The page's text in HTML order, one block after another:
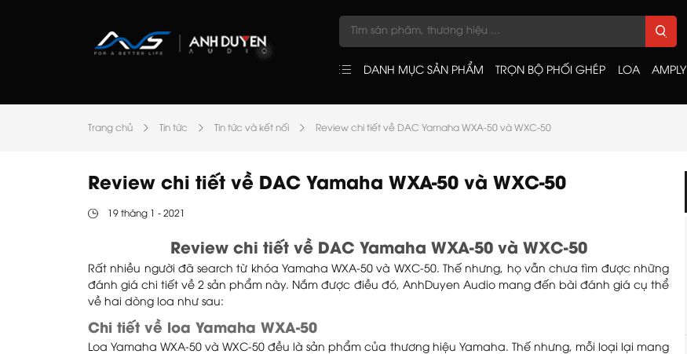
DANH MỤC SẢN PHẨM TRỌN BỘ PHỐI GHÉP LOA AMPLY
Trang chủ Tin tức Tin tức và kết nối Review chi tiết về DAC Yamaha WXA-50 và WXC-50
Review chi tiết về DAC Yamaha WXA-50 và WXC-50
19 tháng 1 - 2021
Review chi tiết về DAC Yamaha WXA-50 và WXC-50
Rất nhiều người đã search từ khóa Yamaha WXA-50 và WXC-50. Thế nhưng, họ vẫn chưa tìm được những
đánh giá chi tiết về 2 sản phẩm này. Nắm được điều đó, AnhDuyen Audio mang đến bài đánh giá cụ thể
về hai dòng loa như sau:
Chi tiết về loa Yamaha WXA-50
Loa Yamaha WXA-50 và WXC-50 đều là sản phẩm của thương hiệu Yamaha. Thế nhưng, mỗi loại lại mang